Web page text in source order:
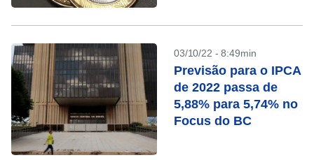
03/10/22 - 8:49min
Previsão para o IPCA
de 2022 passa de
5,88% para 5,74% no
Focus do BC